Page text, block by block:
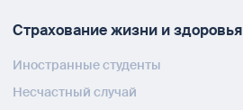
Страхование жизни и здоровья
Иностранные студенты
Несчастный случай